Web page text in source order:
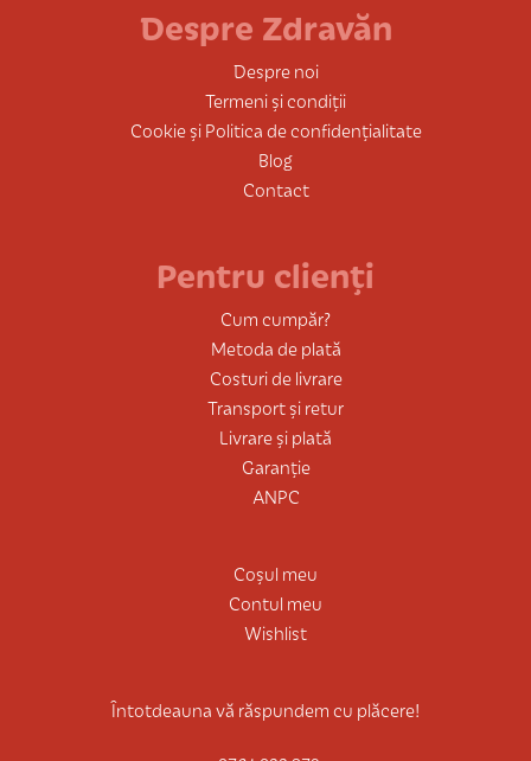
Despre Zdravăn
Despre noi
Termeni și condiții
Cookie și Politica de confidențialitate
Blog
Contact
Pentru clienți
Cum cumpăr?
Metoda de plată
Costuri de livrare
Transport și retur
Livrare și plată
Garanție
ANPC
Coșul meu
Contul meu
Wishlist
Întotdeauna vă răspundem cu plăcere!